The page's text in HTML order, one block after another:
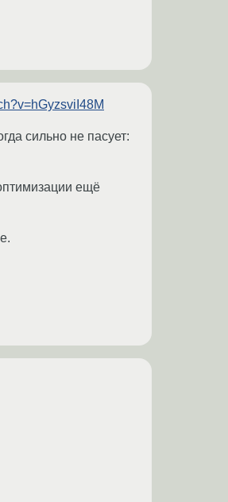
сильно не пасует:
ещё